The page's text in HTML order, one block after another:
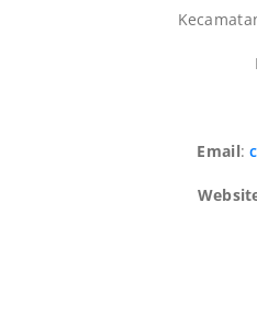
Email: